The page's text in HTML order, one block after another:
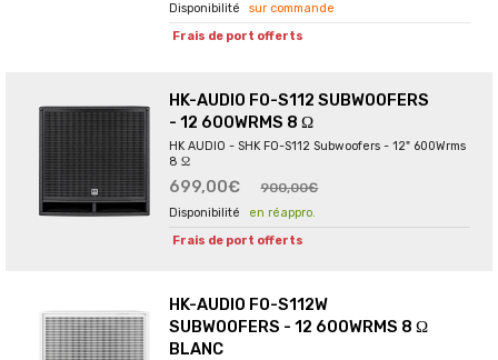
sur commande
Frais de port offerts
HK-AUDIO FO-S112 SUBWOOFERS
- 12 600WRMS 8 Ω
HK AUDIO - SHK FO-S112 Subwoofers - 12" 600Wrms
8 Ω
699,00€ 900,00€
en réappro.
Frais de port offerts
HK-AUDIO FO-S112W
SUBWOOFERS - 12 600WRMS 8 Ω
BLANC